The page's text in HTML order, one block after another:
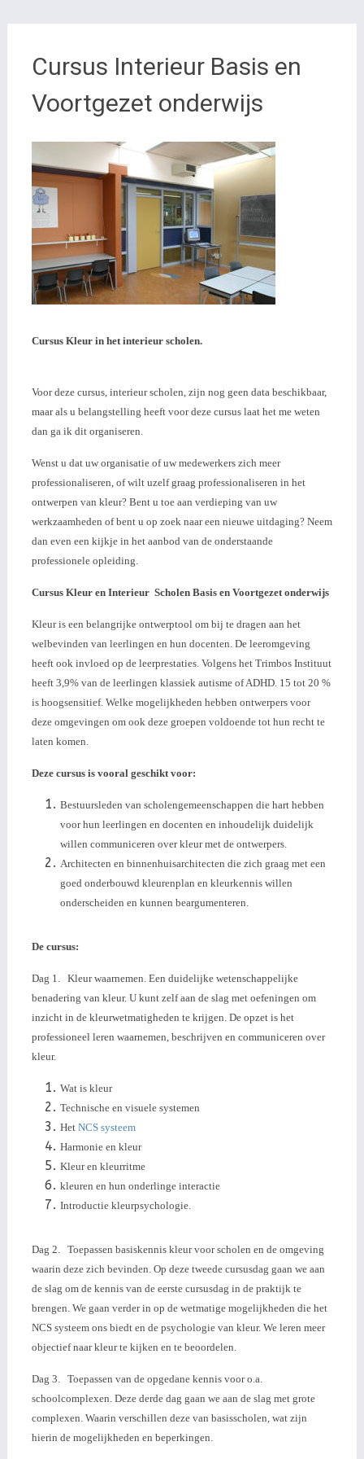
Cursus Interieur Basis en
Voortgezet onderwijs
Cursus Kleur in het interieur scholen.
Voor deze cursus, interieur scholen, zijn nog geen data beschikbaar,
maar als u belangstelling heeft voor deze cursus laat het me weten
dan ga ik dit organiseren.
Wenst u dat uw organisatie of uw medewerkers zich meer
professionaliseren, of wilt uzelf graag professionaliseren in het
ontwerpen van kleur? Bent u toe aan verdieping van uw
werkzaamheden of bent u op zoek naar een nieuwe uitdaging? Neem
dan even een kijkje in het aanbod van de onderstaande
professionele opleiding.
Cursus Kleur en Interieur Scholen Basis en Voortgezet onderwijs
Kleur is een belangrijke ontwerptool om bij te dragen aan het
welbevinden van leerlingen en hun docenten. De leeromgeving
heeft ook invloed op de leerprestaties. Volgens het Trimbos Instituut
heeft 3,9% van de leerlingen klassiek autisme of ADHD. 15 tot 20 %
is hoogsensitief. Welke mogelijkheden hebben ontwerpers voor
deze omgevingen om ook deze groepen voldoende tot hun recht te
laten komen.
Deze cursus is vooral geschikt voor:
Bestuursleden van scholengemeenschappen die hart hebben
voor hun leerlingen en docenten en inhoudelijk duidelijk
willen communiceren over kleur met de ontwerpers.
Architecten en binnenhuisarchitecten die zich graag met een
goed onderbouwd kleurenplan en kleurkennis willen
onderscheiden en kunnen beargumenteren.
De cursus:
Dag 1. Kleur waarnemen. Een duidelijke wetenschappelijke
benadering van kleur. U kunt zelf aan de slag met oefeningen om
inzicht in de kleurwetmatigheden te krijgen. De opzet is het
professioneel leren waarnemen, beschrijven en communiceren over
kleur.
Wat is kleur
Technische en visuele systemen
Het NCS systeem
Harmonie en kleur
Kleur en kleurritme
kleuren en hun onderlinge interactie
Introductie kleurpsychologie.
Dag 2. Toepassen basiskennis kleur voor scholen en de omgeving
waarin deze zich bevinden. Op deze tweede cursusdag gaan we aan
de slag om de kennis van de eerste cursusdag in de praktijk te
brengen. We gaan verder in op de wetmatige mogelijkheden die het
NCS systeem ons biedt en de psychologie van kleur. We leren meer
objectief naar kleur te kijken en te beoordelen.
Dag 3. Toepassen van de opgedane kennis voor o.a.
schoolcomplexen. Deze derde dag gaan we aan de slag met grote
complexen. Waarin verschillen deze van basisscholen, wat zijn
hierin de mogelijkheden en beperkingen.